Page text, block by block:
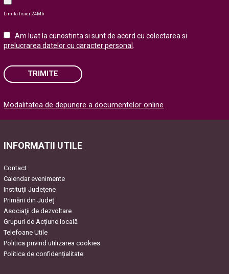
Limita fisier 24Mb
Am luat la cunostinta si sunt de acord cu colectarea si
prelucrarea datelor cu caracter personal
TRIMITE
Please
empty.
Modalitatea de depunere a documentelor online
INFORMATII UTILE
Contact
Calendar evenimente
Instituţii Judeţene
Primării din Județ
Asociaţii de dezvoltare
Grupuri de Acțiune locală
Telefoane Utile
Politica privind utilizarea cookies
Politica de confidențialitate